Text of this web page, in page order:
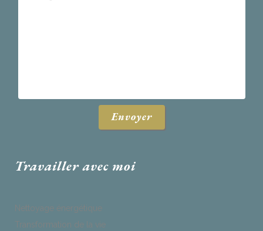
Travailler avec moi
Nettoyage énergétique
Transformation de la vie